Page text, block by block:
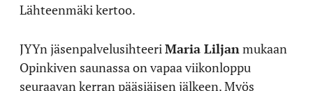
Lähteenmäki kertoo.
JYYn jäsenpalvelusihteeri Maria Liljan mukaan
Opinkiven saunassa on vapaa viikonloppu
seuraavan kerran pääsiäisen jälkeen. Myös